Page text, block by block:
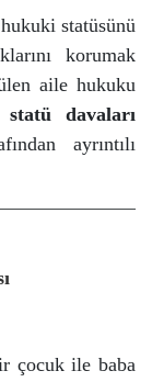
statüsünü
korumak
aile hukuku
statü davaları
ayrıntılı
çocuk ile baba